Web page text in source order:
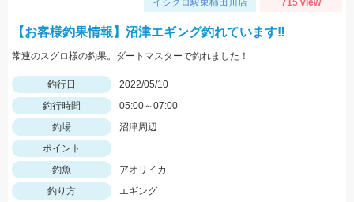
イシグロ駿東柿田川店 715 view
【お客様釣果情報】沼津エギング釣れています‼
常連のスグロ様の釣果。ダートマスターで釣れました！
釣行日
2022/05/10
釣行時間
05:00～07:00
釣場
沼津周辺
ポイント
釣魚
アオリイカ
釣り方
エギング